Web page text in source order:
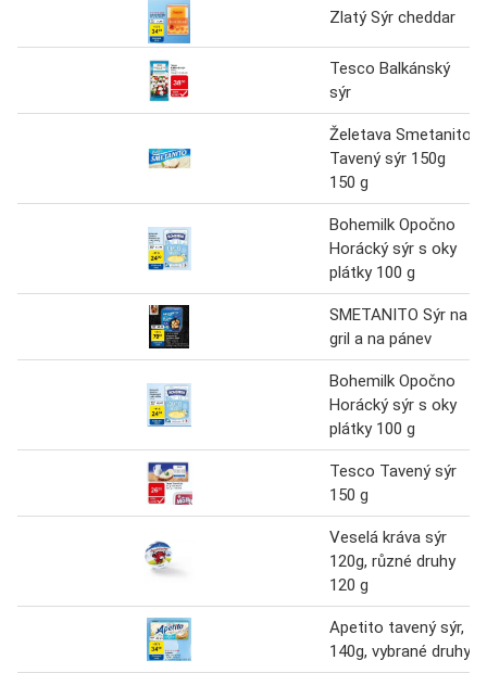
Zlatý Sýr cheddar
Tesco Balkánský
sýr
Želetava Smetanito
Tavený sýr 150g
150 g
Bohemilk Opočno
Horácký sýr s oky
plátky 100 g
SMETANITO Sýr na
gril a na pánev
Bohemilk Opočno
Horácký sýr s oky
plátky 100 g
Tesco Tavený sýr
150 g
Veselá kráva sýr
120g, různé druhy
120 g
Apetito tavený sýr,
140g, vybrané druhy